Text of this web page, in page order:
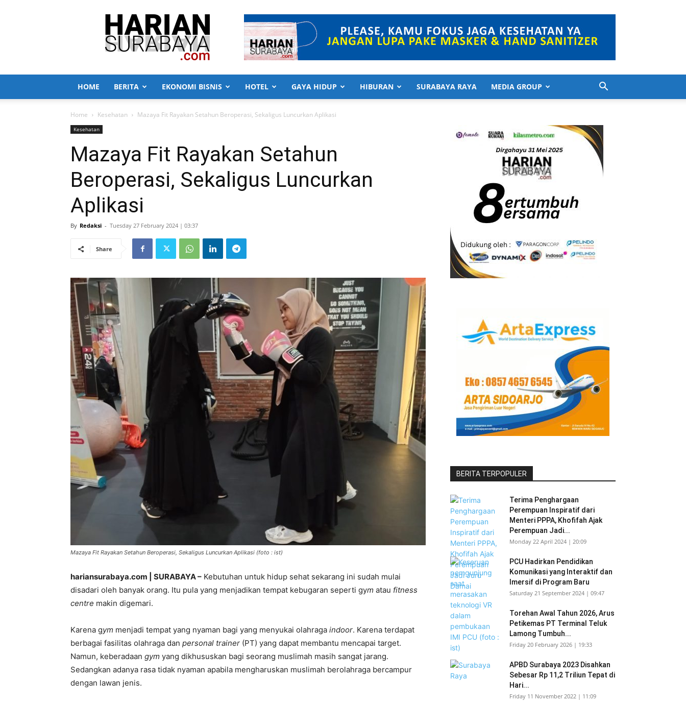
Harian
Surabaya
HOME BERITA EKONOMI BISNIS HOTEL GAYA HIDUP HIBURAN SURABAYA RAYA MEDIA GROUP
Home Kesehatan Mazaya Fit Rayakan Setahun Beroperasi, Sekaligus Luncurkan Aplikasi
Kesehatan
Mazaya Fit Rayakan Setahun
Beroperasi, Sekaligus Luncurkan
Aplikasi
By Redaksi - Tuesday 27 February 2024 | 03:37
Share
Mazaya Fit Rayakan Setahun Beroperasi, Sekaligus Luncurkan Aplikasi (foto : ist)
hariansurabaya.com | SURABAYA – Kebutuhan untuk hidup sehat sekarang ini sudah mulai
disadari oleh banyak orang. Itu pula yang menjadikan tempat kebugaran seperti gym atau fitness
centre makin digemari.
Karena gym menjadi tempat yang nyaman bagi yang menyukai olahraga indoor. Karena terdapat
berbagai fasilitas olahraga dan personal trainer (PT) yang dapat membantu mencapai target.
Namun, keberadaan gym yang dikhususkan bagi seorang muslimah masih sangat jarang.
Sedangkan adanya rasa tidak nyaman apabila mengharuskan muslimah berolahraga bercampur
dengan lawan jenis.
BERITA TERPOPULER
Terima Penghargaan
Perempuan Inspiratif dari
Menteri PPPA, Khofifah Ajak
Perempuan Jadi...
Monday 22 April 2024 | 20:09
PCU Hadirkan Pendidikan
Komunikasi yang Interaktif dan
Imersif di Program Baru
Saturday 21 September 2024 | 09:47
Torehan Awal Tahun 2026, Arus
Petikemas PT Terminal Teluk
Lamong Tumbuh...
Friday 20 February 2026 | 19:33
APBD Surabaya 2023 Disahkan
Sebesar Rp 11,2 Triliun Tepat di
Hari...
Friday 11 November 2022 | 11:09